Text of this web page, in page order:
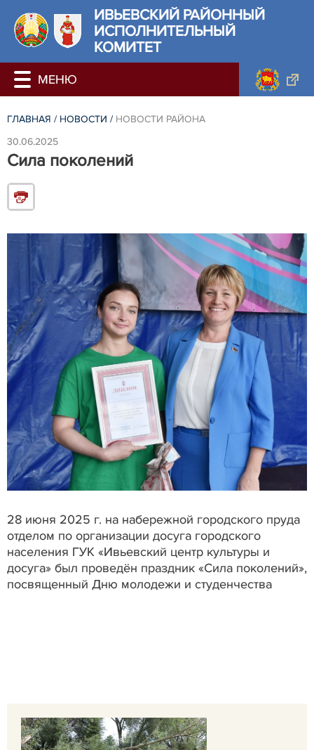
ИВЬЕВСКИЙ РАЙОННЫЙ
ИСПОЛНИТЕЛЬНЫЙ
КОМИТЕТ
ГЛАВНАЯ / НОВОСТИ / НОВОСТИ РАЙОНА
30.06.2025
Сила поколений
28 июня 2025 г. на набережной городского пруда
отделом по организации досуга городского
населения ГУК «Ивьевский центр культуры и
досуга» был проведён праздник «Сила поколений»,
посвященный Дню молодежи и студенчества